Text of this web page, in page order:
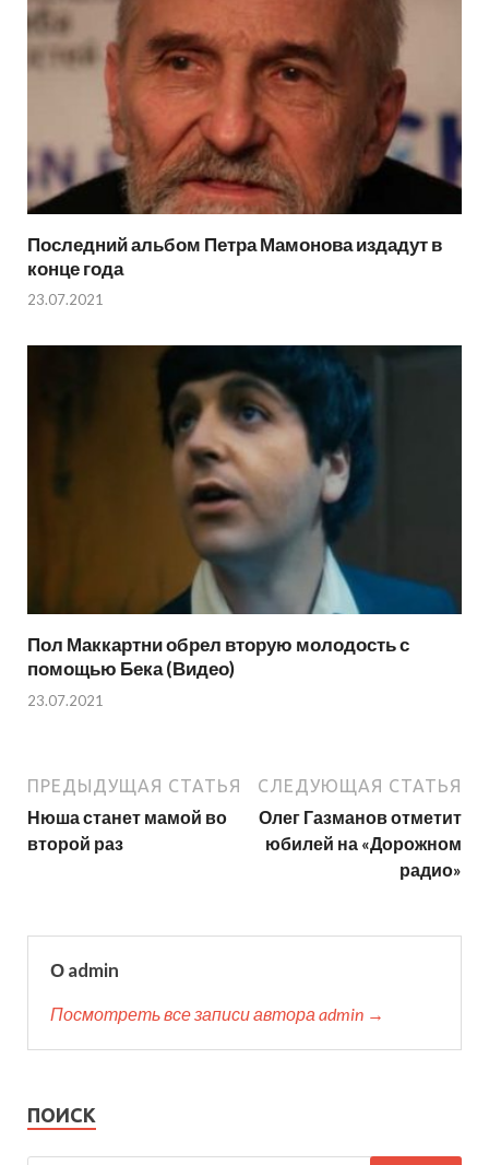
Последний альбом Петра Мамонова издадут в
конце года
23.07.2021
Пол Маккартни обрел вторую молодость с
помощью Бека (Видео)
23.07.2021
ПРЕДЫДУЩАЯ СТАТЬЯ
Нюша станет мамой во
второй раз
СЛЕДУЮЩАЯ СТАТЬЯ
Олег Газманов отметит
юбилей на «Дорожном
радио»
О admin
Посмотреть все записи автора admin →
ПОИСК